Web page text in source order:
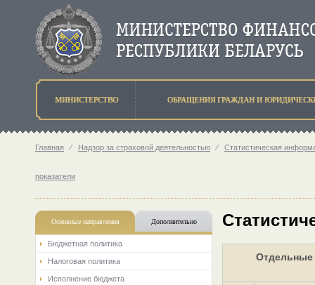
МИНИСТЕРСТВО ОБРАЩЕНИЯ ГРАЖДАН И
Главная ⁄ Надзор за страховой деятельностью ⁄ Статистическая
показатели
Основные направления Дополнительно
Бюджетная политика
Налоговая политика
Исполнение бюджета
Отдельные